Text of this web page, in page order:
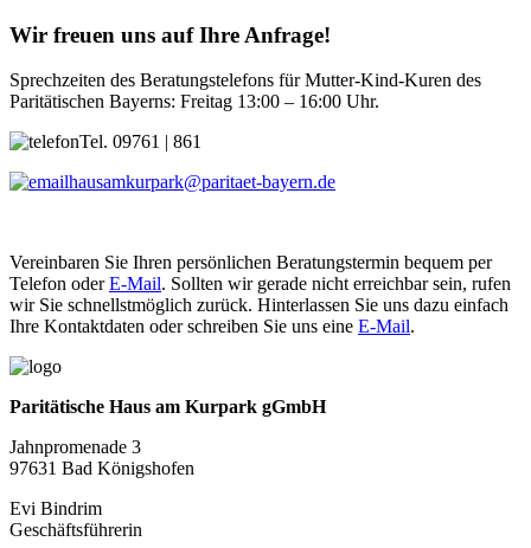
Wir freuen uns auf Ihre Anfrage!
Sprechzeiten des Beratungstelefons für Mutter-Kind-Kuren des
Paritätischen Bayerns: Freitag 13:00 – 16:00 Uhr.
Tel. 09761 | 861
hausamkurpark@paritaet-bayern.de
Vereinbaren Sie Ihren persönlichen Beratungstermin bequem per
Telefon oderE-Mail. Sollten wir gerade nicht erreichbar sein, rufen
wir Sie schnellstmöglich zurück. Hinterlassen Sie uns dazu einfach
Ihre Kontaktdaten oder schreiben Sie uns eine E-Mail.
Paritätische Haus am Kurpark gGmbH
Jahnpromenade 3
97631 Bad Königshofen
Evi Bindrim
Geschäftsführerin